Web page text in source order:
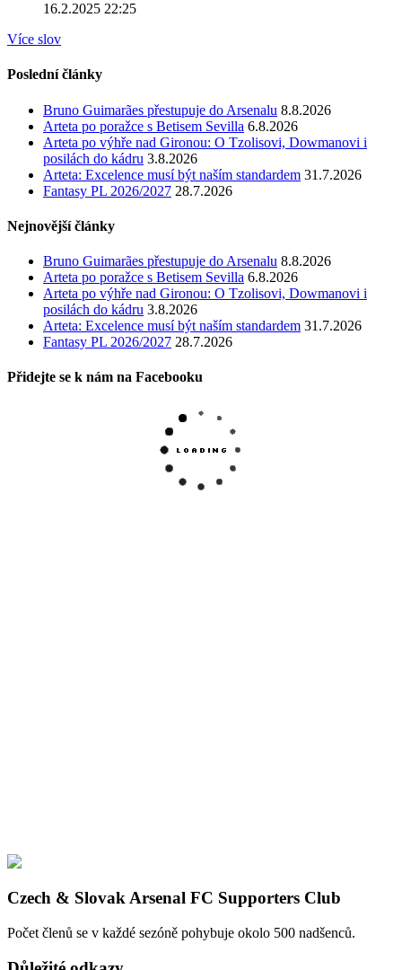
16.2.2025 22:25
Více slov
Poslední články
Bruno Guimarães přestupuje do Arsenalu 8.8.2026
Arteta po poražce s Betisem Sevilla 6.8.2026
Arteta po výhře nad Gironou: O Tzolisovi, Dowmanovi i
posilách do kádru 3.8.2026
Arteta: Excelence musí být naším standardem 31.7.2026
Fantasy PL 2026/2027 28.7.2026
Nejnovější články
Bruno Guimarães přestupuje do Arsenalu 8.8.2026
Arteta po poražce s Betisem Sevilla 6.8.2026
Arteta po výhře nad Gironou: O Tzolisovi, Dowmanovi i
posilách do kádru 3.8.2026
Arteta: Excelence musí být naším standardem 31.7.2026
Fantasy PL 2026/2027 28.7.2026
Přidejte se k nám na Facebooku
Czech & Slovak Arsenal FC Supporters Club
Počet členů se v každé sezóně pohybuje okolo 500 nadšenců.